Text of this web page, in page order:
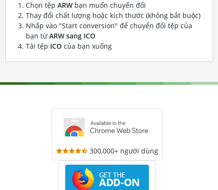
Chọn tệp ARWbạn muốn chuyển đổi
Thay đổi chất lượng hoặc kích thước (không bắt buộc)
Nhấp vào "Start conversion" để chuyển đổi tệp của
bạn từARW sang ICO
Tải tệp ICOcủa bạn xuống
300,000+ người dùng